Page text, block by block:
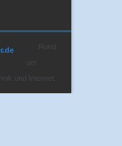
Rund
um
und Internet